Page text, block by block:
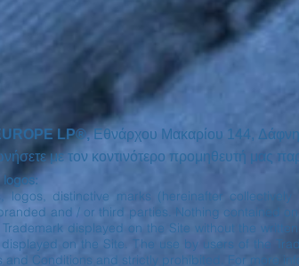
LP®,Εθνάρχου Μακαρίου 144,
με τον κοντινότερο προμηθευτή μας
logos:
logos, distinctive marks (hereinafter
and / or third parties. Nothing contained
displayed on the Site without the
on the Site. The use by users of the
and Conditions and strictly prohibited. For more